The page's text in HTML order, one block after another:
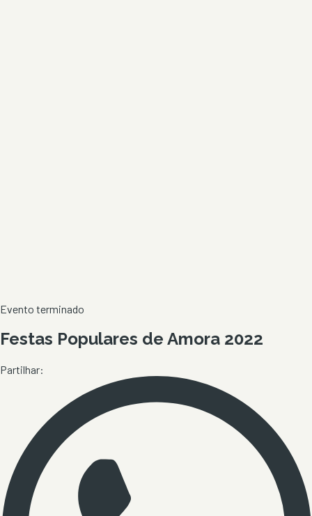
Evento terminado
Festas Populares de Amora 2022
Partilhar: